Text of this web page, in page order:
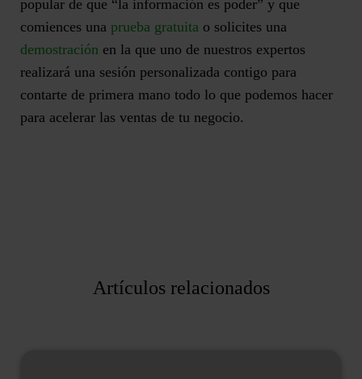
popular de que “la información es poder” y que
comiences una prueba gratuita o solicites una
demostración en la que uno de nuestros expertos
realizará una sesión personalizada contigo para
contarte de primera mano todo lo que podemos hacer
para acelerar las ventas de tu negocio.
Artículos relacionados